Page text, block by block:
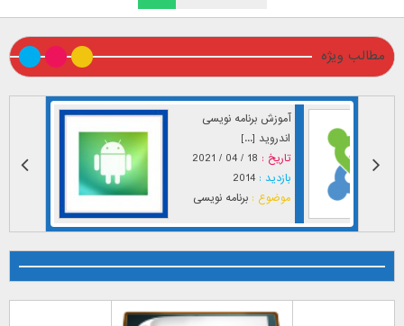
مطالب ویژه
آموزش برنامه نویسی
اندروید [...]
تاریخ : 18 / 04 / 2021
بازدید : 2014
موضوع : برنامه نویسی